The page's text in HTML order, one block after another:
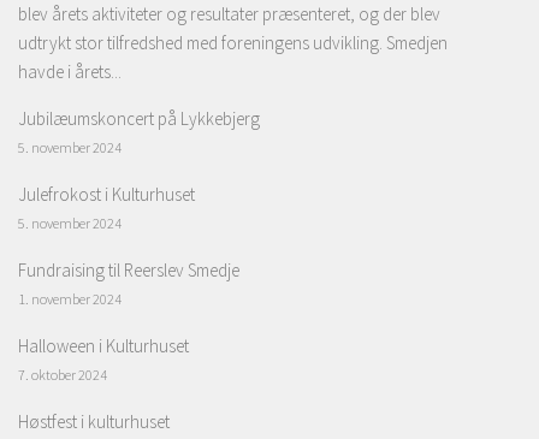
blev årets aktiviteter og resultater præsenteret, og der blev
udtrykt stor tilfredshed med foreningens udvikling. Smedjen
havde i årets...
Jubilæumskoncert på Lykkebjerg
5. november 2024
Julefrokost i Kulturhuset
5. november 2024
Fundraising til Reerslev Smedje
1. november 2024
Halloween i Kulturhuset
7. oktober 2024
Høstfest i kulturhuset